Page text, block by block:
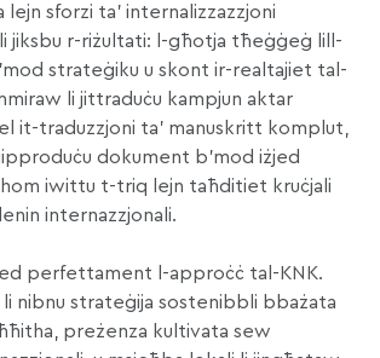
sforzi ta’ internalizzazzjoni
jiksbu r-riżultati: l-għotja tħeġġeġ lill-
strateġiku u skont ir-realtajiet tal-
li jittraduċu kampjun aktar
it-traduzzjoni ta’ manuskritt komplut,
dokument b’mod iżjed
iwittu t-triq lejn taħditiet kruċjali
internazzjonali.
perfettament l-approċċ tal-KNK.
li nibnu strateġija sostenibbli bbażata
preżenza kultivata sew